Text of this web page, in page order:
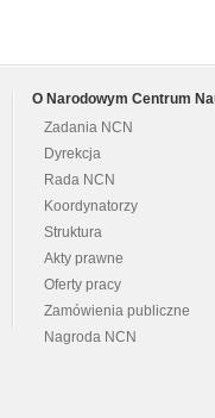
O Narodowym Centrum
Zadania NCN
Dyrekcja
Rada NCN
Koordynatorzy
Struktura
Akty prawne
Oferty pracy
Zamówienia publiczne
Nagroda NCN